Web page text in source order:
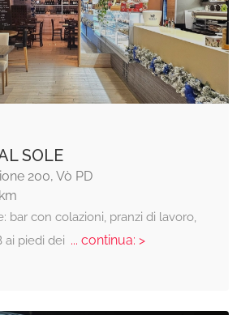
SOLE
200, Vò PD
bar con colazioni, pranzi di lavoro,
ai piedi dei ... continua: >